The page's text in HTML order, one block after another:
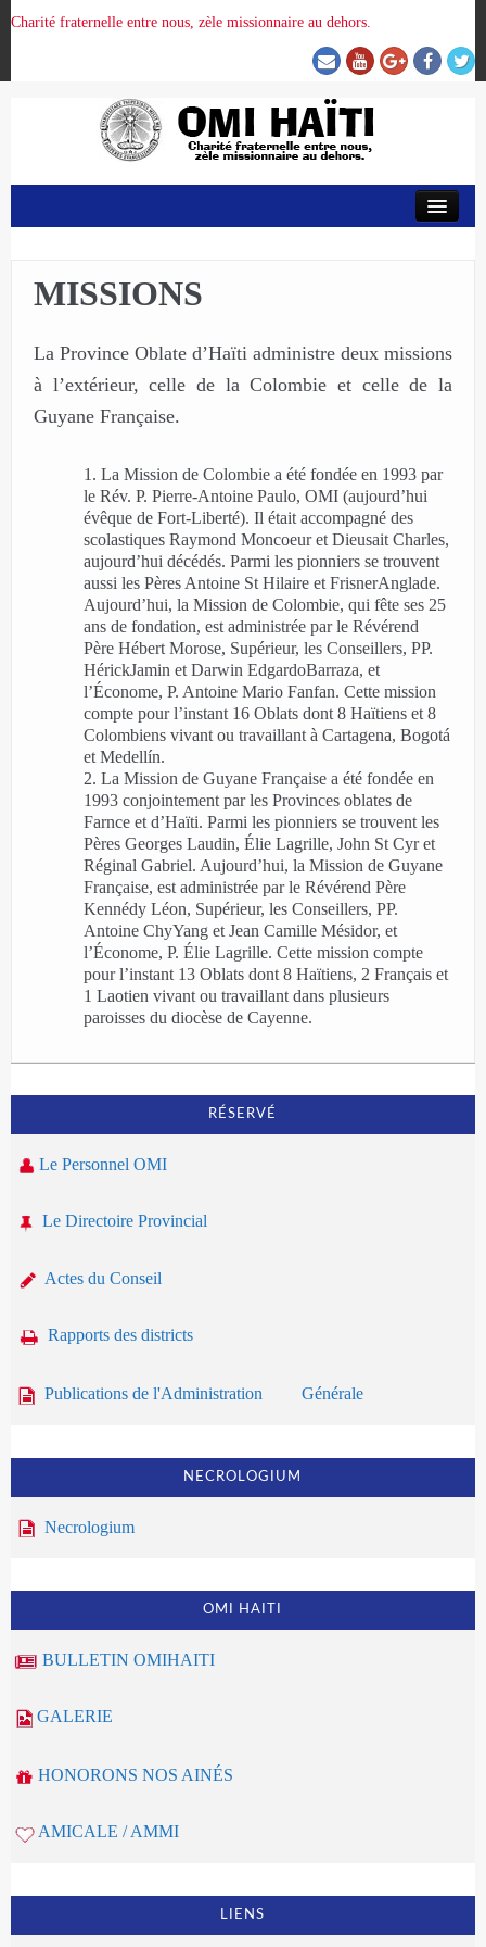
Charité fraternelle entre nous, zèle missionnaire au dehors.
ORGANISATION DE LA PROVINCE
PRÉSENCE OMI
CRUNITEHC
NOUS CONTACTER
MISSIONS
La Province Oblate d’Haïti administre deux missions
à l’extérieur, celle de la Colombie et celle de la
Guyane Française.
La Mission de Colombie a été fondée en 1993 par
le Rév. P. Pierre-Antoine Paulo, OMI (aujourd’hui
évêque de Fort-Liberté). Il était accompagné des
scolastiques Raymond Moncoeur et Dieusait Charles,
aujourd’hui décédés. Parmi les pionniers se trouvent
aussi les Pères Antoine St Hilaire et FrisnerAnglade.
Aujourd’hui, la Mission de Colombie, qui fête ses 25
ans de fondation, est administrée par le Révérend
Père Hébert Morose, Supérieur, les Conseillers, PP.
HérickJamin et Darwin EdgardoBarraza, et
l’Économe, P. Antoine Mario Fanfan. Cette mission
compte pour l’instant 16 Oblats dont 8 Haïtiens et 8
Colombiens vivant ou travaillant à Cartagena, Bogotá
et Medellín.
La Mission de Guyane Française a été fondée en
1993 conjointement par les Provinces oblates de
Farnce et d’Haïti. Parmi les pionniers se trouvent les
Pères Georges Laudin, Élie Lagrille, John St Cyr et
Réginal Gabriel. Aujourd’hui, la Mission de Guyane
Française, est administrée par le Révérend Père
Kennédy Léon, Supérieur, les Conseillers, PP.
Antoine ChyYang et Jean Camille Mésidor, et
l’Économe, P. Élie Lagrille. Cette mission compte
pour l’instant 13 Oblats dont 8 Haïtiens, 2 Français et
1 Laotien vivant ou travaillant dans plusieurs
paroisses du diocèse de Cayenne.
RÉSERVÉ
Le Personnel OMI
Le Directoire Provincial
Actes du Conseil
Rapports des districts
Publications de l'Administration Générale
NECROLOGIUM
Necrologium
OMI HAITI
BULLETIN OMIHAITI
GALERIE
HONORONS NOS AINÉS
AMICALE / AMMI
LIENS